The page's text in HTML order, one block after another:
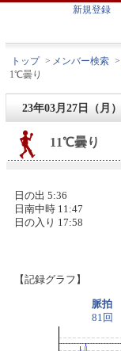
新規登録
トップ > メンバー検索 >
1℃曇り
23年03月27日（月）
11℃曇り
日の出 5:36
日南中時 11:47
日の入り 17:58
【記録グラフ】
脈拍
81回